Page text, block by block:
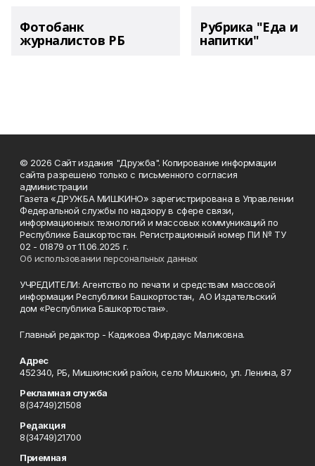
Фотобанк
журналистов РБ
Рубрика "Еда и
напитки"
© 2026 Сайт издания "Дружба". Копирование информации
сайта разрешено только с письменного согласия
администрации
Газета «ДРУЖБА МИШКИНО» зарегистрирована в Управлении
Федеральной службы по надзору в сфере связи,
информационных технологий и массовых коммуникаций по
Республике Башкортостан. Регистрационный номер ПИ № ТУ
02 - 01879 от 11.06.2025 г.
Об использовании персональных данных
УЧРЕДИТЕЛИ: Агентство по печати и средствам массовой
информации Республики Башкортостан, АО Издательский
дом «Республика Башкортостан».
Главный редактор - Кадикова Фирдаус Маликовна.
Адрес
452340, РБ, Мишкинский район, село Мишкино, ул. Ленина, 87
Рекламная служба
8(34749)21508
Редакция
8(34749)21700
Приемная